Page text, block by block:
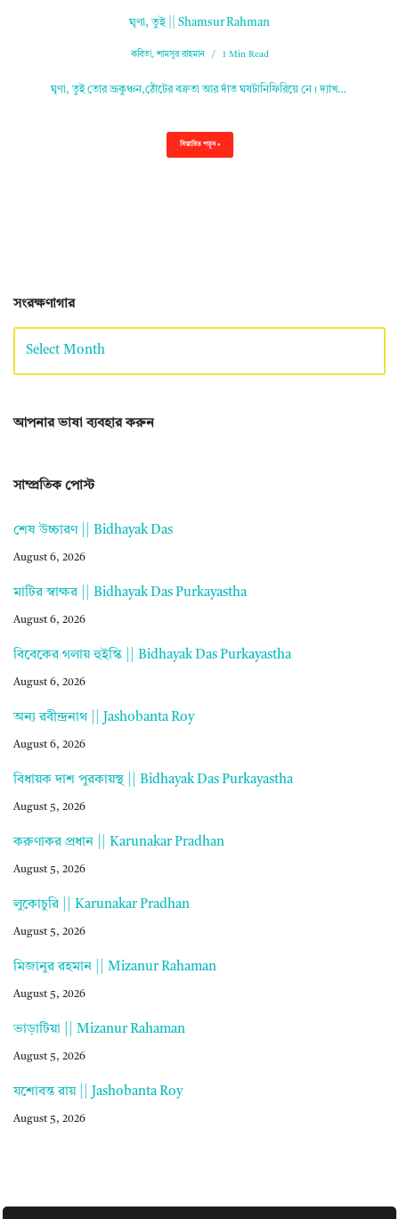
ঘৃণা, তুই || Shamsur Rahman
কবিতা,শামসুর রাহমান 1 Min Read
ঘৃণা, তুই তোর ভ্রূকুঞ্চন,ঠোঁটের বক্রতা আর দাঁত ঘষটানিফিরিয়ে নে। দ্যাখ…
বিস্তারিত পড়ুন »
সংরক্ষণাগার
আপনার ভাষা ব্যবহার করুন
সাম্প্রতিক পোস্ট
শেষ উচ্চারণ || Bidhayak Das
August 6, 2026
মাটির স্বাক্ষর || Bidhayak Das Purkayastha
August 6, 2026
বিবেকের গলায় হুইস্কি || Bidhayak Das Purkayastha
August 6, 2026
অন্য রবীন্দ্রনাথ || Jashobanta Roy
August 6, 2026
বিধায়ক দাশ পুরকায়স্থ || Bidhayak Das Purkayastha
August 5, 2026
করুণাকর প্রধান || Karunakar Pradhan
August 5, 2026
লুকোচুরি || Karunakar Pradhan
August 5, 2026
মিজানুর রহমান || Mizanur Rahaman
August 5, 2026
ভাড়াটিয়া || Mizanur Rahaman
August 5, 2026
যশোবন্ত রায় || Jashobanta Roy
August 5, 2026